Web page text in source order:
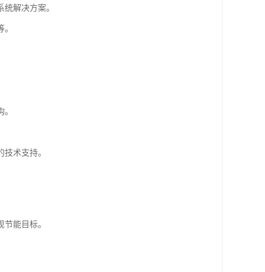
解决方案。
术支持。
能目标。